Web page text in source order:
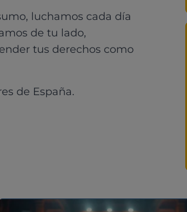
luchamos cada día
de tu lado,
tus derechos como
de España.